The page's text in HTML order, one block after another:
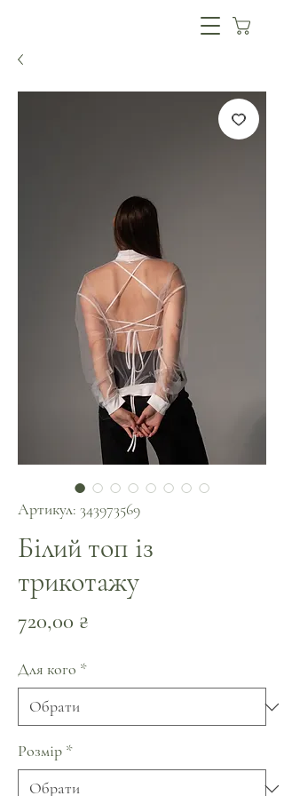
Артикул: 343973569
Білий топ із
трикотажу
720,00 ₴
Для кого *
Розмір *